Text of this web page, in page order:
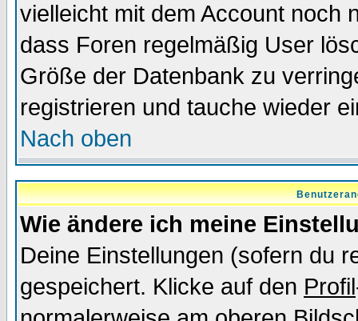
vielleicht mit dem Account noch
dass Foren regelmäßig User
Größe der Datenbank zu
registrieren und tauche wieder
Nach oben
Wie ändere ich meine
Deine Einstellungen (sofern du
gespeichert. Klicke auf den Profil